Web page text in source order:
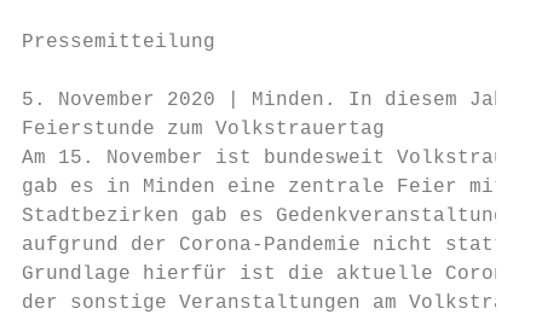
Pressemitteilung
5. November 2020 | Minden. In diesem
Feierstunde zum Volkstrauertag
Am 15. November ist bundesweit
gab es in Minden eine zentrale Feier mit
Stadtbezirken gab es
aufgrund der Corona-Pandemie nicht
Grundlage hierfür ist die aktuelle
der sonstige Veranstaltungen am